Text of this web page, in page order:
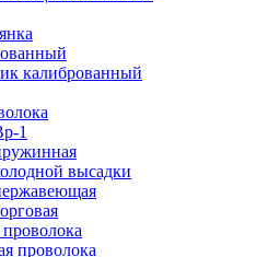
калиброванный
1
высадки
проволока